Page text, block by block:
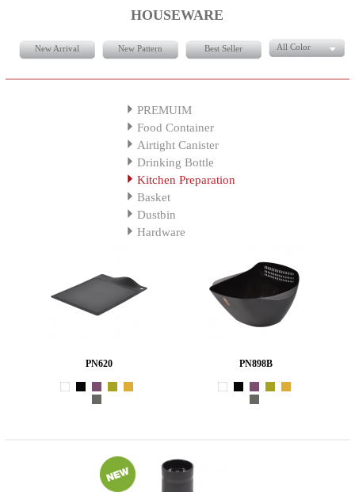
HOUSEWARE
New Arrival New Pattern Best Seller All Color
PREMUIM
Food Container
Airtight Canister
Drinking Bottle
Kitchen Preparation
Basket
Dustbin
Hardware
PN620 PN898B